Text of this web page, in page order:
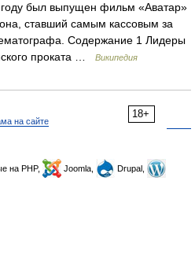
был выпущен фильм «Аватар»
ставший самым кассовым за
Содержание 1 Лидеры
проката …
Википедия
18+
на сайте
на PHP, Joomla,
Drupal,